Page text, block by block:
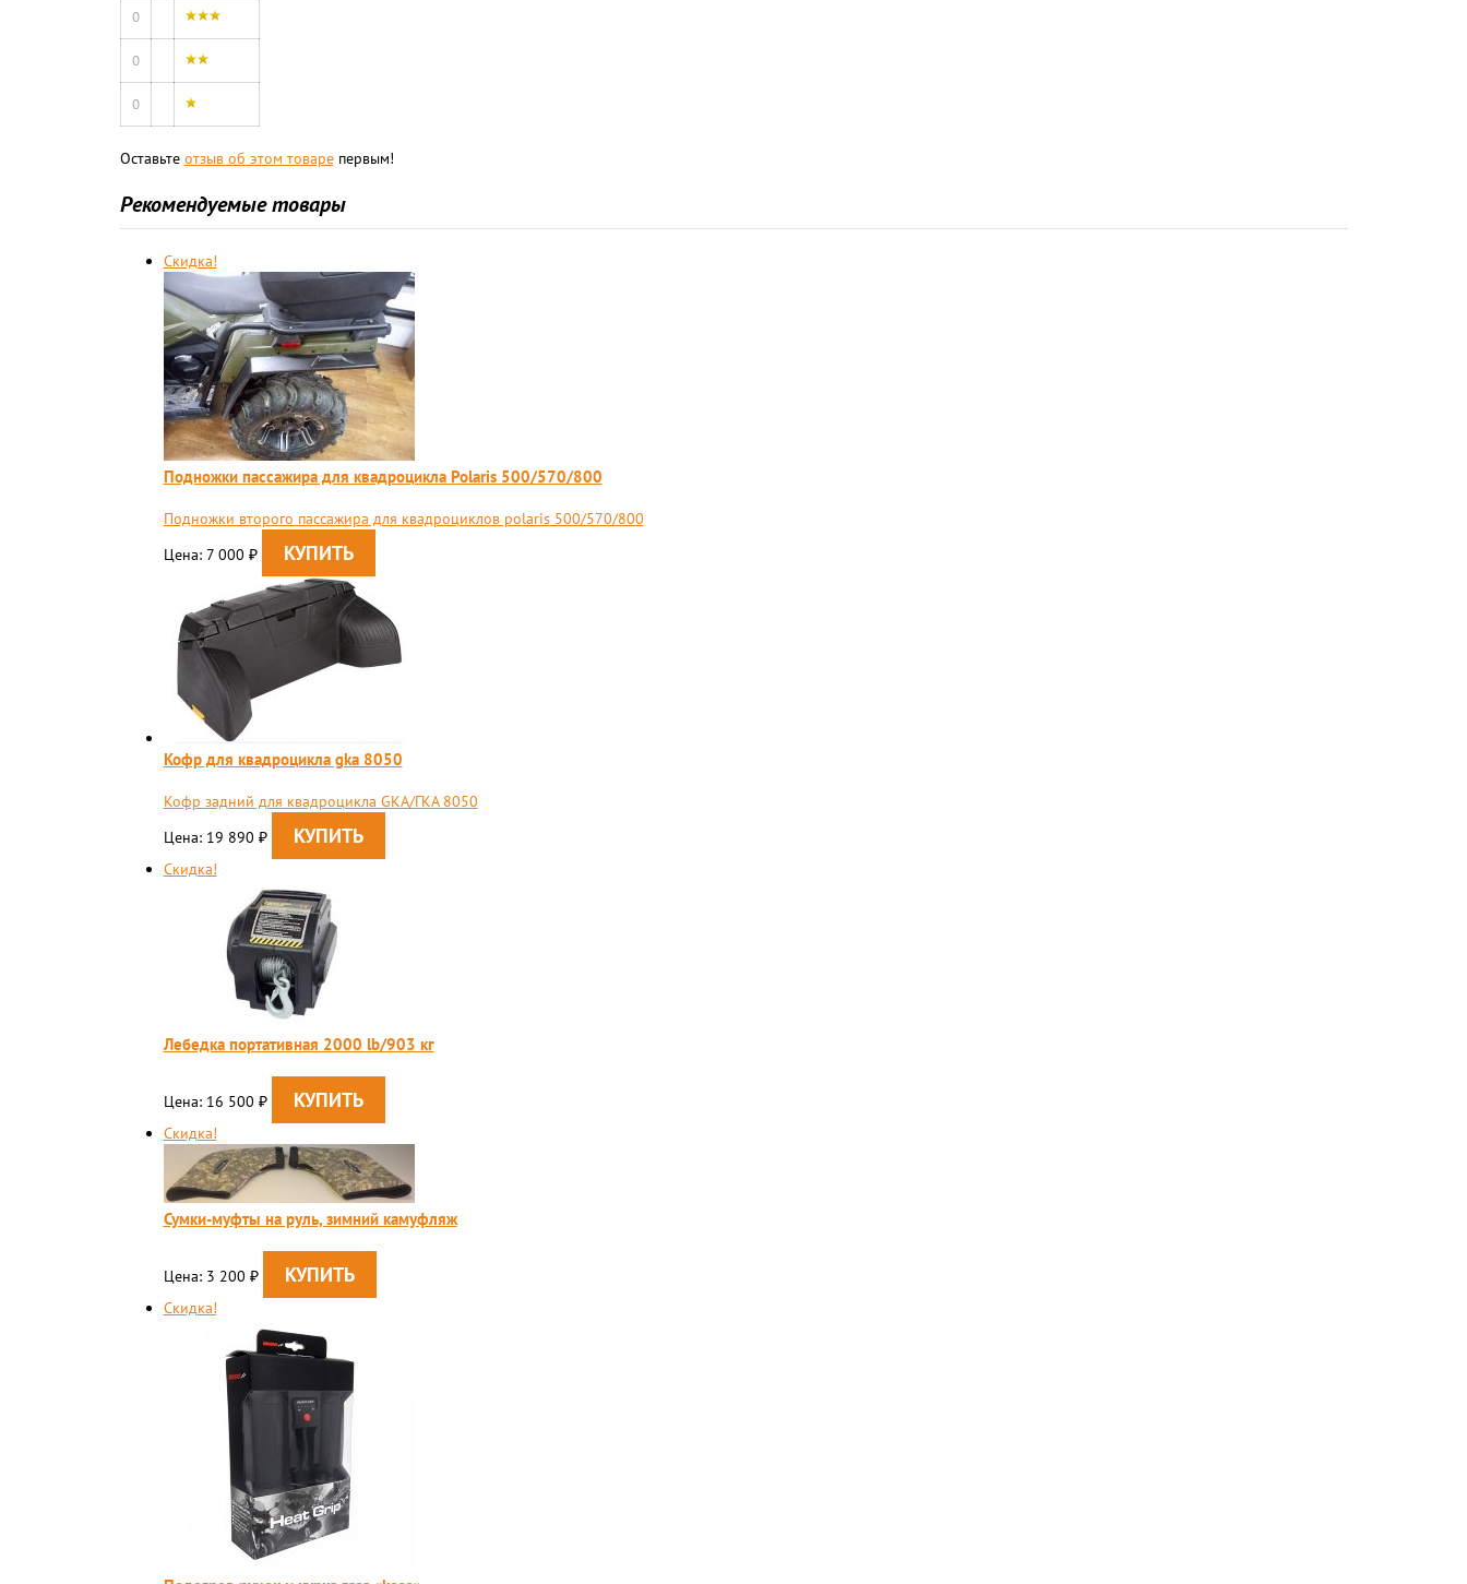
0
0
0
Оставьте отзыв об этом товарепервым!
Рекомендуемые товары
Скидка!
Подножки пассажира для квадроцикла Polaris 500/570/800
Подножки второго пассажира для квадроциклов polaris 500/570/800
Цена: 7 000 ₽
Кофр для квадроцикла gka 8050
Кофр задний для квадроцикла GKA/ГКА 8050
Цена: 19 890 ₽
Скидка!
Лебедка портативная 2000 lb/903 кг
Цена: 16 500 ₽
Скидка!
Сумки-муфты на руль, зимний камуфляж
Цена: 3 200 ₽
Скидка!